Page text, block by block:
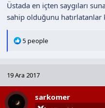
Üstada en içten saygıları
sahip olduğunu hatırlatanlar
T
i
l
e
5 people
19 Ara 2017
sarkomer